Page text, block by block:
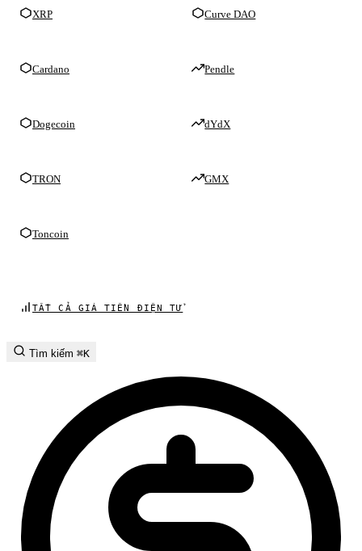
XRP
Cardano
Dogecoin
TRON
Toncoin
Curve DAO
Pendle
dYdX
GMX
TẤT CẢ GIÁ TIỀN ĐIỆN TỬ
Tìm kiếm ⌘K